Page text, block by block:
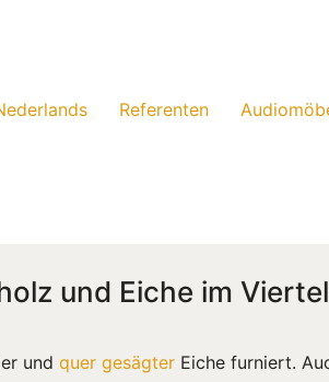
Referenten
und Eiche im
und quer gesägter Eiche furniert.